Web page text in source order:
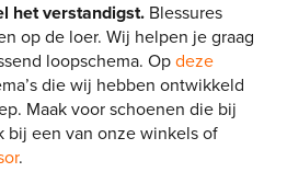
het verstandigst.Blessures
op de loer. Wij helpen je graag
loopschema. Op deze
die wij hebben ontwikkeld
Maak voor schoenen die bij
bij een van onze winkels of
.